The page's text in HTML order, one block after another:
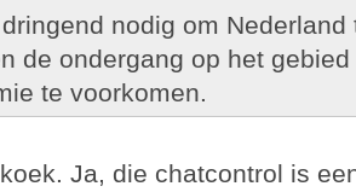
nodig om
de ondergang op het
te voorkomen.
Ja, die chatcontrol is